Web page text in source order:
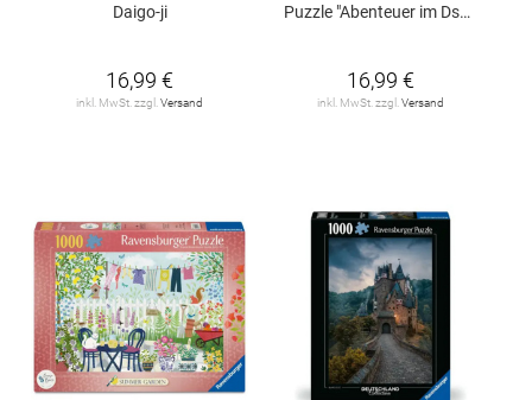
Daigo-ji
16,99 €
inkl. MwSt. zzgl. Versand
Puzzle "Abenteuer im Dschungel", 1000 Teile
16,99 €
inkl. MwSt. zzgl. Versand